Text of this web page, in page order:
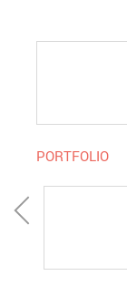
PORTFOLIO